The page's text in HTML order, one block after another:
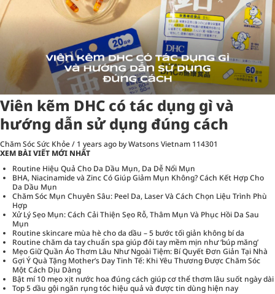
Viên kẽm DHC có tác dụng gì và
hướng dẫn sử dụng đúng cách
Chăm Sóc Sức Khỏe/ 1 years ago by Watsons Vietnam 114301
XEM BÀI VIẾT MỚI NHẤT
Routine Hiệu Quả Cho Da Dầu Mụn, Da Dễ Nổi Mụn
BHA, Niacinamide và Zinc Có Giúp Giảm Mụn Không? Cách Kết Hợp Cho
Da Dầu Mụn
Chăm Sóc Mụn Chuyên Sâu: Peel Da, Laser Và Cách Chọn Liệu Trình Phù
Hợp
Xử Lý Sẹo Mụn: Cách Cải Thiện Sẹo Rỗ, Thâm Mụn Và Phục Hồi Da Sau
Mụn
Routine skincare mùa hè cho da dầu – 5 bước tối giản không bí da
Routine chăm da tay chuẩn spa giúp đôi tay mềm mịn như ‘búp măng’
Mẹo Giữ Quần Áo Thơm Lâu Như Ngoài Tiệm: Bí Quyết Đơn Giản Tại Nhà
Gợi Ý Quà Tặng Mother’s Day Tinh Tế: Khi Yêu Thương Được Chăm Sóc
Một Cách Dịu Dàng
Bật mí 10 mẹo xịt nước hoa đúng cách giúp cơ thể thơm lâu suốt ngày dài
Top 5 dầu gội ngăn rụng tóc hiệu quả và được tin dùng hiện nay